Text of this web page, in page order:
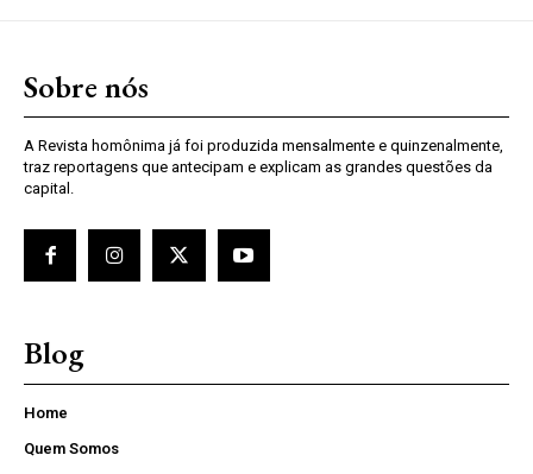
Sobre nós
A Revista homônima já foi produzida mensalmente e quinzenalmente,
traz reportagens que antecipam e explicam as grandes questões da
capital.
Blog
Home
Quem Somos